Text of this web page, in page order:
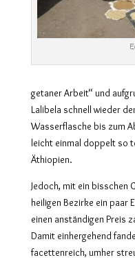
getaner Arbeit“ und
Lalibela schnell wieder
Wasserflasche bis zum
leicht einmal doppelt so
Äthiopien.
Jedoch, mit ein bisschen
heiligen Bezirke ein paar
einen anständigen Preis
Damit einhergehend
facettenreich, umher